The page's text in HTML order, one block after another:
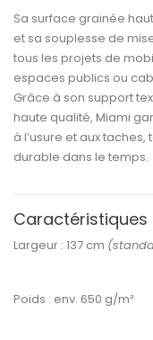
Sa surface grainée
et sa souplesse de
tous les projets de
espaces publics ou
Grâce à son support
haute qualité, Miami
à l’usure et aux taches,
durable dans le temps.
Caractéristiques
Largeur : 137 cm
Poids : env. 650 g/m²